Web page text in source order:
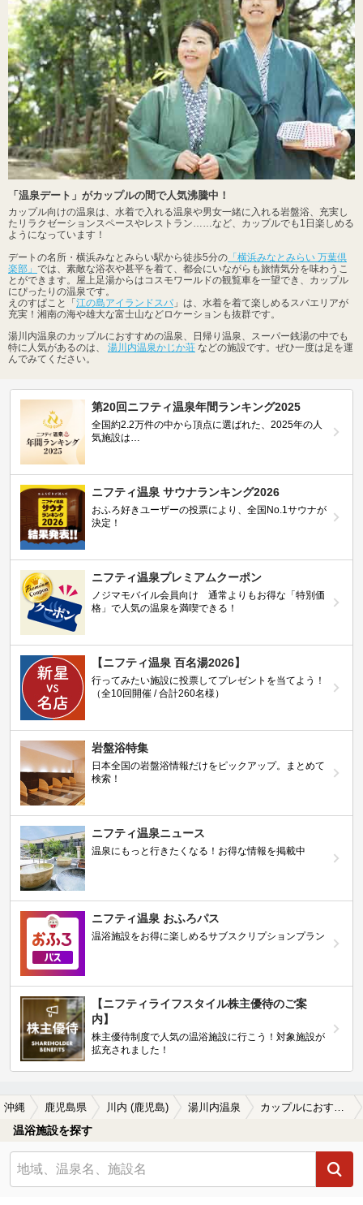
「温泉デート」がカップルの間で人気沸騰中！
カップル向けの温泉は、水着で入れる温泉や男女一緒に入れる岩盤浴、充実し
たリラクゼーションスペースやレストラン……など、カップルでも1日楽しめる
ようになっています！
デートの名所・横浜みなとみらい駅から徒歩5分の 「横浜みなとみらい 万葉倶
楽部」 では、素敵な浴衣や甚平を着て、都会にいながらも旅情気分を味わうこ
とができます。屋上足湯からはコスモワールドの観覧車を一望でき、カップル
にぴったりの温泉です。
えのすぱこと「 江の島アイランドスパ 」は、水着を着て楽しめるスパエリアが
充実！湘南の海や雄大な富士山などロケーションも抜群です。
湯川内温泉のカップルにおすすめの温泉、日帰り温泉、スーパー銭湯の中でも
特に人気があるのは、 湯川内温泉かじか荘 などの施設です。ぜひ一度は足を運
んでみてください。
第20回ニフティ温泉年間ランキング2025
全国約2.2万件の中から頂点に選ばれた、2025年の人
気施設は…
ニフティ温泉 サウナランキング2026
おふろ好きユーザーの投票により、全国No.1サウナが
決定！
ニフティ温泉プレミアムクーポン
ノジマモバイル会員向け 通常よりもお得な「特別価
格」で人気の温泉を満喫できる！
【ニフティ温泉 百名湯2026】
行ってみたい施設に投票してプレゼントを当てよう！
（全10回開催 / 合計260名様）
岩盤浴特集
日本全国の岩盤浴情報だけをピックアップ。まとめて
検索！
ニフティ温泉ニュース
温泉にもっと行きたくなる！お得な情報を掲載中
ニフティ温泉 おふろパス
温浴施設をお得に楽しめるサブスクリプションプラン
【ニフティライフスタイル株主優待のご案
内】
株主優待制度で人気の温浴施設に行こう！対象施設が
拡充されました！
沖縄 鹿児島県 川内 (鹿児島) 湯川内温泉
温浴施設を探す